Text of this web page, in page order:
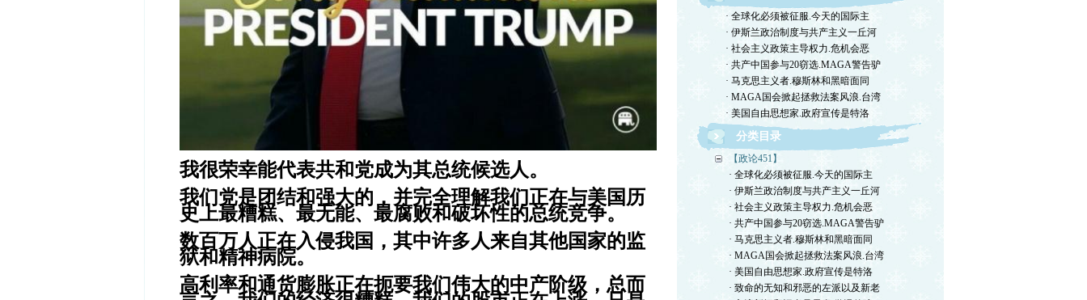
我很荣幸能代表共和党成为其总统候选人。
我们党是团结和强大的，并完全理解我们正在与美国历
史上最糟糕、最无能、最腐败和破坏性的总统竞争。
数百万人正在入侵我国，其中许多人来自其他国家的监
狱和精神病院。
高利率和通货膨胀正在扼要我们伟大的中产阶级，总而
· 全球化必须被征服.今天的国际主
· 伊斯兰政治制度与共产主义一丘河
· 社会主义政策主导权力.危机会恶
· 共产中国参与20窃选.MAGA警告驴
· 马克思主义者.穆斯林和黑暗面同
· MAGA国会掀起拯救法案风浪.台湾
· 美国自由思想家.政府宣传是特洛
分类目录
【政论451】
· 全球化必须被征服.今天的国际主
· 伊斯兰政治制度与共产主义一丘河
· 社会主义政策主导权力.危机会恶
· 共产中国参与20窃选.MAGA警告驴
· 马克思主义者.穆斯林和黑暗面同
· MAGA国会掀起拯救法案风浪.台湾
· 美国自由思想家.政府宣传是特洛
· 致命的无知和邪恶的左派以及新老